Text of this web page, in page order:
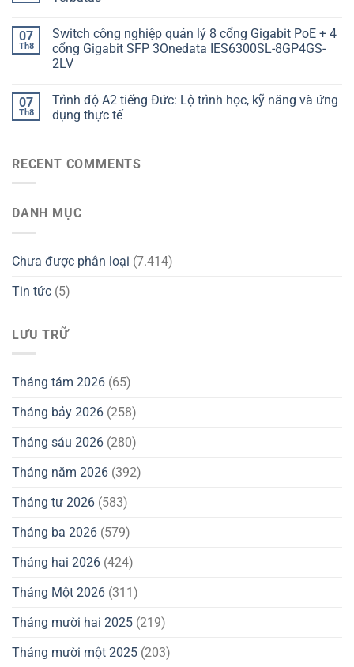
07
Th8
Switch công nghiệp quản lý 8 cổng Gigabit PoE + 4
cổng Gigabit SFP 3Onedata IES6300SL-8GP4GS-
2LV
07
Th8
Trình độ A2 tiếng Đức: Lộ trình học, kỹ năng và ứng
dụng thực tế
RECENT COMMENTS
DANH MỤC
Chưa được phân loại (7.414)
Tin tức (5)
LƯU TRỮ
Tháng tám 2026 (65)
Tháng bảy 2026 (258)
Tháng sáu 2026 (280)
Tháng năm 2026 (392)
Tháng tư 2026 (583)
Tháng ba 2026 (579)
Tháng hai 2026 (424)
Tháng Một 2026 (311)
Tháng mười hai 2025 (219)
Tháng mười một 2025 (203)